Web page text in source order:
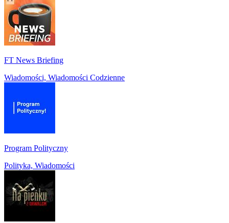
FT News Briefing
Wiadomości, Wiadomości Codzienne
Program Polityczny
Polityka, Wiadomości